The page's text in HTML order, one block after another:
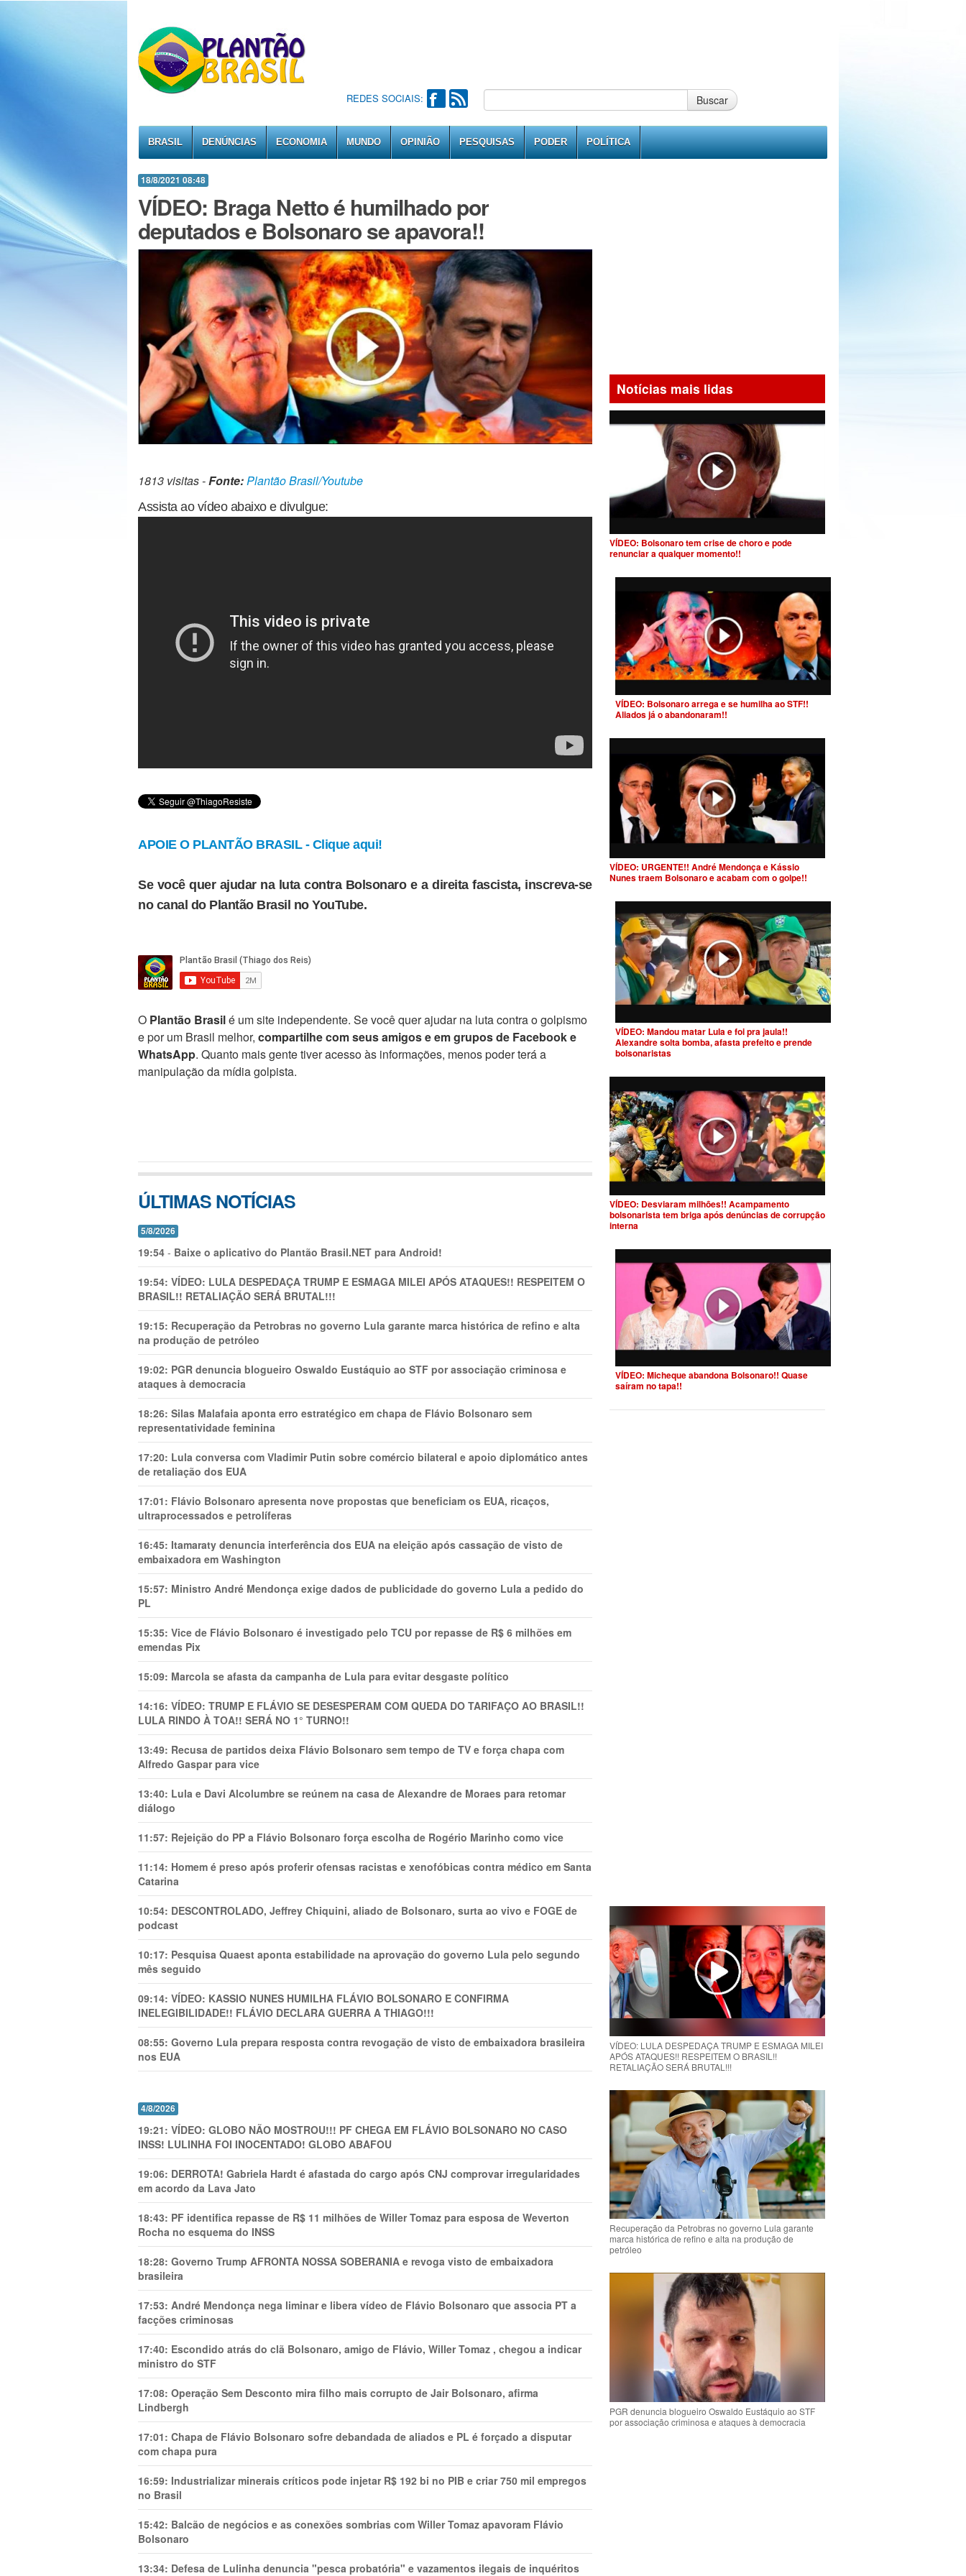
REDES SOCIAIS: Buscar
BRASIL DENÚNCIAS ECONOMIA MUNDO OPINIÃO PESQUISAS PODER POLÍTICA
18/8/2021 08:48
VÍDEO: Braga Netto é humilhado por
deputados e Bolsonaro se apavora!!
1813 visitas -Fonte:Plantão Brasil/Youtube
Assista ao vídeo abaixo e divulgue:
APOIE O PLANTÃO BRASIL - Clique aqui!
Se você quer ajudar na luta contra Bolsonaro e a direita fascista, inscreva-se
no canal do Plantão Brasil no YouTube.
O Plantão Brasilé um site independente. Se você quer ajudar na luta contra o golpismo
e por um Brasil melhor, compartilhe com seus amigos e em grupos de Facebook e
WhatsApp. Quanto mais gente tiver acesso às informações, menos poder terá a
manipulação da mídia golpista.
ÚLTIMAS NOTÍCIAS
5/8/2026
19:54 - Baixe o aplicativo do Plantão Brasil.NET para Android!
19:54: VÍDEO: LULA DESPEDAÇA TRUMP E ESMAGA MILEI APÓS ATAQUES!! RESPEITEM O
BRASIL!! RETALIAÇÃO SERÁ BRUTAL!!!
19:15: Recuperação da Petrobras no governo Lula garante marca histórica de refino e alta
na produção de petróleo
19:02: PGR denuncia blogueiro Oswaldo Eustáquio ao STF por associação criminosa e
ataques à democracia
18:26: Silas Malafaia aponta erro estratégico em chapa de Flávio Bolsonaro sem
representatividade feminina
17:20: Lula conversa com Vladimir Putin sobre comércio bilateral e apoio diplomático antes
de retaliação dos EUA
17:01: Flávio Bolsonaro apresenta nove propostas que beneficiam os EUA, ricaços,
ultraprocessados e petrolíferas
16:45: Itamaraty denuncia interferência dos EUA na eleição após cassação de visto de
embaixadora em Washington
15:57: Ministro André Mendonça exige dados de publicidade do governo Lula a pedido do
PL
15:35: Vice de Flávio Bolsonaro é investigado pelo TCU por repasse de R$ 6 milhões em
emendas Pix
15:09: Marcola se afasta da campanha de Lula para evitar desgaste político
14:16: VÍDEO: TRUMP E FLÁVIO SE DESESPERAM COM QUEDA DO TARIFAÇO AO BRASIL!!
LULA RINDO À TOA!! SERÁ NO 1° TURNO!!
13:49: Recusa de partidos deixa Flávio Bolsonaro sem tempo de TV e força chapa com
Alfredo Gaspar para vice
13:40: Lula e Davi Alcolumbre se reúnem na casa de Alexandre de Moraes para retomar
diálogo
11:57: Rejeição do PP a Flávio Bolsonaro força escolha de Rogério Marinho como vice
11:14: Homem é preso após proferir ofensas racistas e xenofóbicas contra médico em Santa
Catarina
10:54: DESCONTROLADO, Jeffrey Chiquini, aliado de Bolsonaro, surta ao vivo e FOGE de
podcast
10:17: Pesquisa Quaest aponta estabilidade na aprovação do governo Lula pelo segundo
mês seguido
09:14: VÍDEO: KASSIO NUNES HUMlLHA FLÁVIO BOLSONARO E CONFIRMA
INELEGIBILIDADE!! FLÁVIO DECLARA GUERRA A THIAGO!!!
08:55: Governo Lula prepara resposta contra revogação de visto de embaixadora brasileira
nos EUA
4/8/2026
19:21: VÍDEO: GLOBO NÃO MOSTROU!!! PF CHEGA EM FLÁVIO BOLSONARO NO CASO
INSS! LULINHA FOI INOCENTADO! GLOBO ABAFOU
19:06: DERROTA! Gabriela Hardt é afastada do cargo após CNJ comprovar irregularidades
em acordo da Lava Jato
18:43: PF identifica repasse de R$ 11 milhões de Willer Tomaz para esposa de Weverton
Rocha no esquema do INSS
18:28: Governo Trump AFRONTA NOSSA SOBERANIA e revoga visto de embaixadora
brasileira
17:53: André Mendonça nega liminar e libera vídeo de Flávio Bolsonaro que associa PT a
facções criminosas
17:40: Escondido atrás do clã Bolsonaro, amigo de Flávio, Willer Tomaz , chegou a indicar
ministro do STF
17:08: Operação Sem Desconto mira filho mais corrupto de Jair Bolsonaro, afirma
Lindbergh
17:01: Chapa de Flávio Bolsonaro sofre debandada de aliados e PL é forçado a disputar
com chapa pura
16:59: Industrializar minerais críticos pode injetar R$ 192 bi no PIB e criar 750 mil empregos
no Brasil
15:42: Balcão de negócios e as conexões sombrias com Willer Tomaz apavoram Flávio
Bolsonaro
13:34: Defesa de Lulinha denuncia "pesca probatória" e vazamentos ilegais de inquéritos
Notícias mais lidas
VÍDEO: Bolsonaro tem crise de choro e pode
renunciar a qualquer momento!!
VÍDEO: Bolsonaro arrega e se humilha ao STF!!
Aliados já o abandonaram!!
VÍDEO: URGENTE!! André Mendonça e Kássio
Nunes traem Bolsonaro e acabam com o golpe!!
VÍDEO: Mandou matar Lula e foi pra jaula!!
Alexandre solta bomba, afasta prefeito e prende
bolsonaristas
VÍDEO: Desviaram milhões!! Acampamento
bolsonarista tem briga após denúncias de corrupção
interna
VÍDEO: Micheque abandona Bolsonaro!! Quase
saíram no tapa!!
VÍDEO: LULA DESPEDAÇA TRUMP E ESMAGA MILEI
APÓS ATAQUES!! RESPEITEM O BRASIL!!
RETALIAÇÃO SERÁ BRUTAL!!!
Recuperação da Petrobras no governo Lula garante
marca histórica de refino e alta na produção de
petróleo
PGR denuncia blogueiro Oswaldo Eustáquio ao STF
por associação criminosa e ataques à democracia